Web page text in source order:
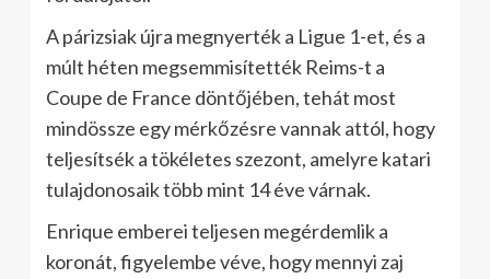
A párizsiak újra megnyerték a Ligue 1-et, és a
múlt héten megsemmisítették Reims-t a
Coupe de France döntőjében, tehát most
mindössze egy mérkőzésre vannak attól, hogy
teljesítsék a tökéletes szezont, amelyre katari
tulajdonosaik több mint 14 éve várnak.
Enrique emberei teljesen megérdemlik a
koronát, figyelembe véve, hogy mennyi zaj